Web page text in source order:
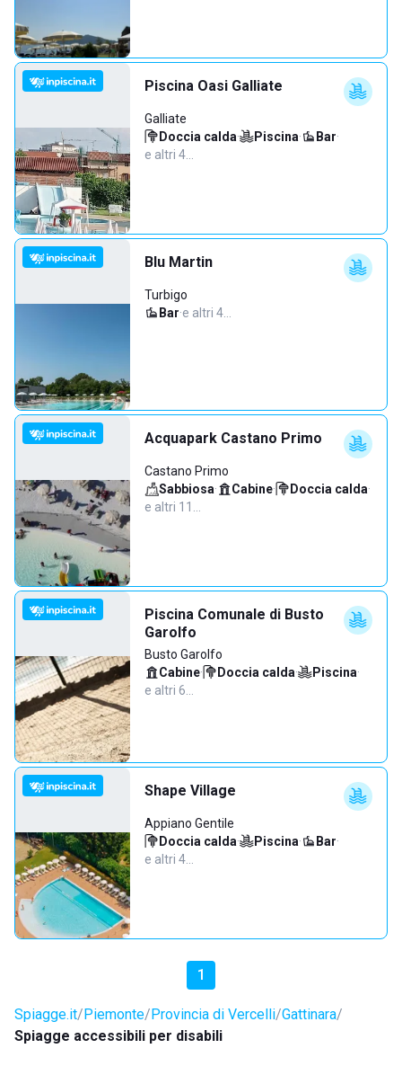
Piscina Oasi Galliate
Galliate
Doccia calda· Piscina· Bar·
e altri 4…
Blu Martin
Turbigo
Bar·e altri 4…
Acquapark Castano Primo
Castano Primo
Sabbiosa· Cabine· Doccia calda·
e altri 11…
Piscina Comunale di Busto
Garolfo
Busto Garolfo
Cabine· Doccia calda· Piscina·
e altri 6…
Shape Village
Appiano Gentile
Doccia calda· Piscina· Bar·
e altri 4…
1
Spiagge.it Piemonte Provincia di Vercelli Gattinara
Spiagge accessibili per disabili